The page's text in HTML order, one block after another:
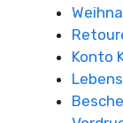
Konto